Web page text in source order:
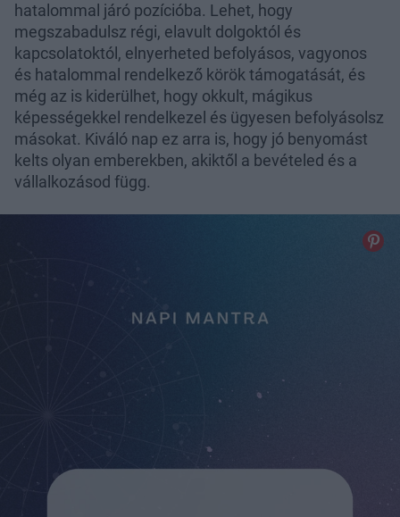
hatalommal járó pozícióba. Lehet, hogy
megszabadulsz régi, elavult dolgoktól és
kapcsolatoktól, elnyerheted befolyásos, vagyonos
és hatalommal rendelkező körök támogatását, és
még az is kiderülhet, hogy okkult, mágikus
képességekkel rendelkezel és ügyesen befolyásolsz
másokat. Kiváló nap ez arra is, hogy jó benyomást
kelts olyan emberekben, akiktől a bevételed és a
vállalkozásod függ.